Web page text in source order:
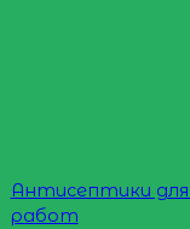
Антисептики
работ